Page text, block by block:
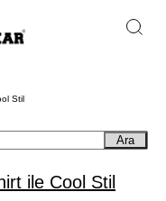
Stil
Ara
ile Cool Stil